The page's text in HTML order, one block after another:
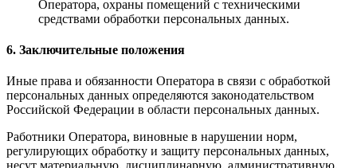
Оператора, охраны помещений с техническими
средствами обработки персональных данных.
6. Заключительные положения
Иные права и обязанности Оператора в связи с обработкой
персональных данных определяются законодательством
Российской Федерации в области персональных данных.
Работники Оператора, виновные в нарушении норм,
регулирующих обработку и защиту персональных данных,